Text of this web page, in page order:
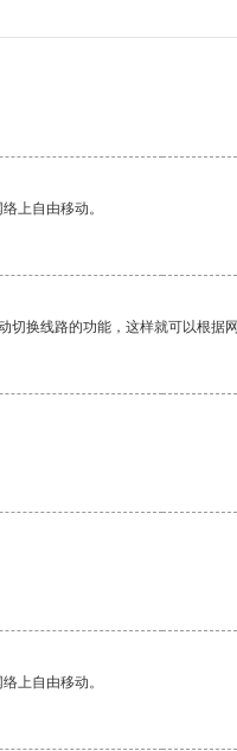
上自由移动。
换线路的功能，这样就可以根据
上自由移动。